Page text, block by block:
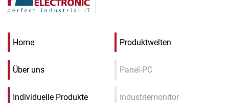
Home
Über uns
Individuelle Produkte
Produktwelten
Panel-PC
Industriemonitor